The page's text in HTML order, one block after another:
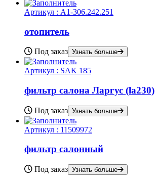
Артикул : А1-306.242.251
отопитель
Под заказ Узнать больше
Артикул : SAK 185
фильтр салона Ларгус (la230)
Под заказ Узнать больше
Артикул : 11509972
фильтр салонный
Под заказ Узнать больше